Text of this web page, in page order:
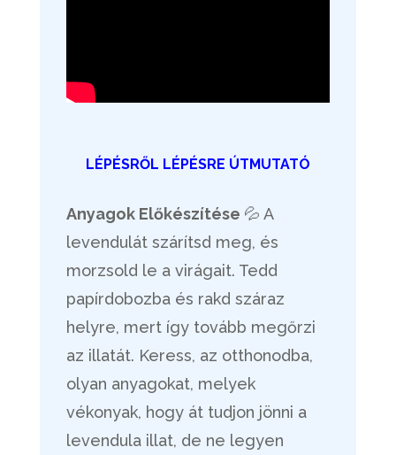
LÉPÉSRŐL LÉPÉSRE ÚTMUTATÓ
Anyagok Előkészítése 💦 A
levendulát szárítsd meg, és
morzsold le a virágait. Tedd
papírdobozba és rakd száraz
helyre, mert így tovább megőrzi
az illatát. Keress, az otthonodba,
olyan anyagokat, melyek
vékonyak, hogy át tudjon jönni a
levendula illat, de ne legyen